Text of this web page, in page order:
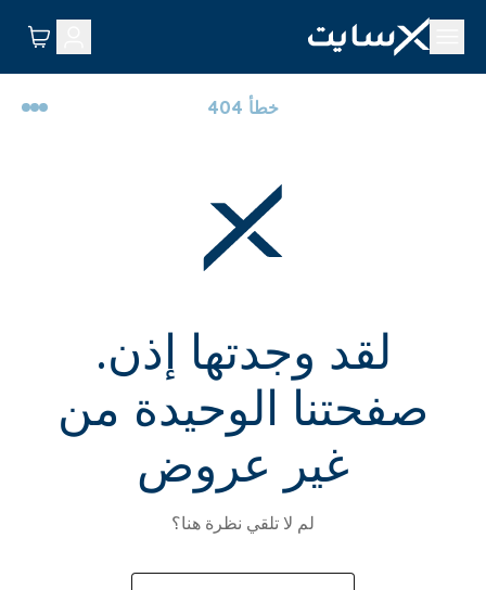
خطأ 404
لقد وجدتها إذن.
صفحتنا الوحيدة من
غير عروض
لم لا تلقي نظرة هنا؟